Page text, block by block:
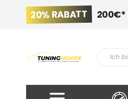
20% RABATT 200€*